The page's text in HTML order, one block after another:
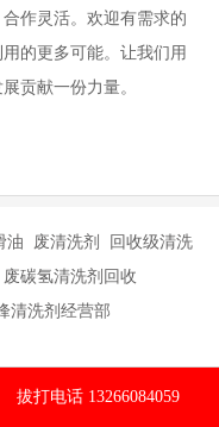
作灵活。欢迎有需求的
的更多可能。让我们用
贡献一份力量。
油 废清洗剂 回收级清洗
碳氢清洗剂回收
清洗剂经营部
拔打电话 13266084059